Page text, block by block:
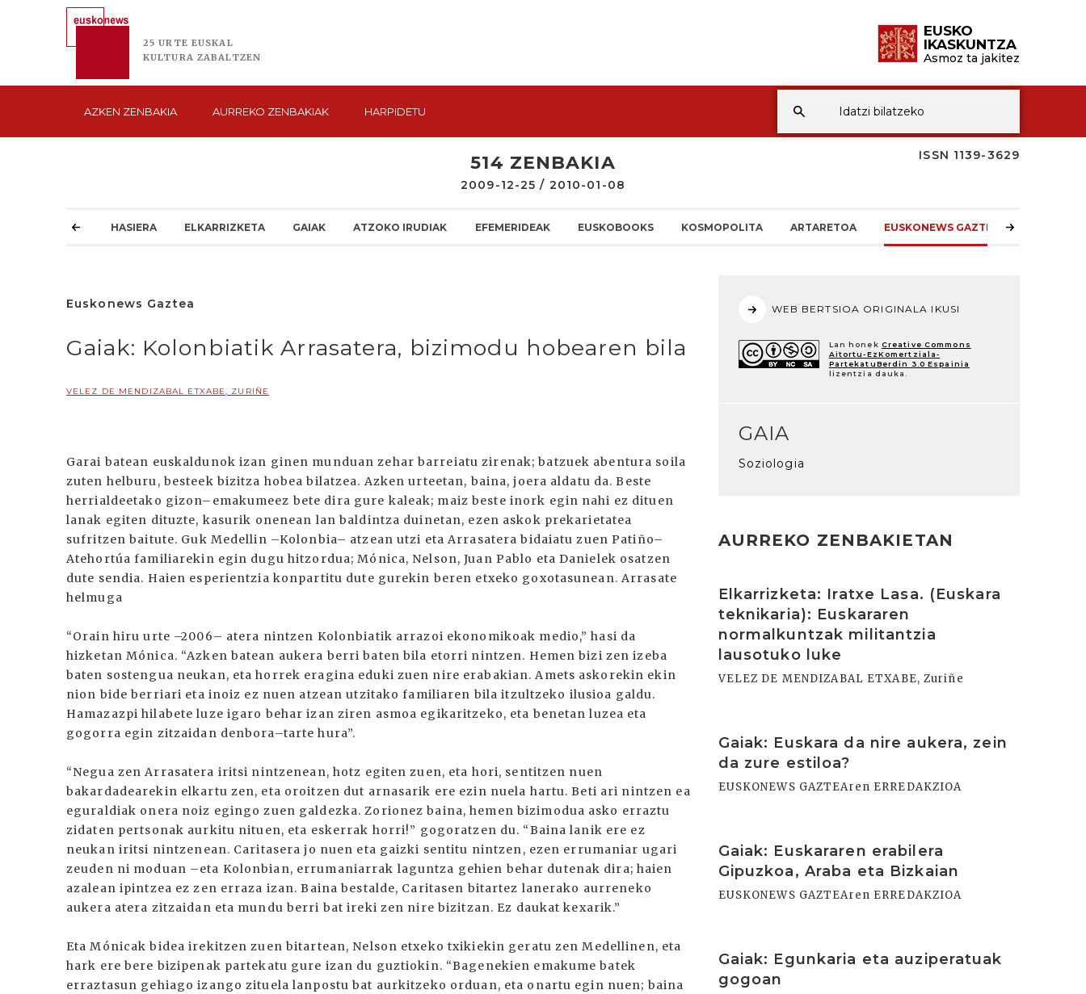
25 URTE EUSKAL
KULTURA ZABALTZEN
EUSKO
IKASKUNTZA
Asmoz ta jakitez
AZKEN ZENBAKIA AURREKO ZENBAKIAK HARPIDETU
ISSN 1139-3629
514 ZENBAKIA
2009-12-25 / 2010-01-08
HASIERA ELKARRIZKETA GAIAK ATZOKO IRUDIAK EFEMERIDEAK EUSKOBOOKS KOSMOPOLITA ARTARETOA EUSKONEWS GAZTEA
Euskonews Gaztea
Gaiak: Kolonbiatik Arrasatera, bizimodu hobearen bila
VELEZ DE MENDIZABAL ETXABE, ZURIÑE
Garai batean euskaldunok izan ginen munduan zehar barreiatu zirenak; batzuek abentura soila
zuten helburu, besteek bizitza hobea bilatzea. Azken urteetan, baina, joera aldatu da. Beste
herrialdeetako gizon–emakumeez bete dira gure kaleak; maiz beste inork egin nahi ez dituen
lanak egiten dituzte, kasurik onenean lan baldintza duinetan, ezen askok prekarietatea
sufritzen baitute. Guk Medellin –Kolonbia– atzean utzi eta Arrasatera bidaiatu zuen Patiño–
Atehortúa familiarekin egin dugu hitzordua; Mónica, Nelson, Juan Pablo eta Danielek osatzen
dute sendia. Haien esperientzia konpartitu dute gurekin beren etxeko goxotasunean. Arrasate
helmuga
“Orain hiru urte –2006– atera nintzen Kolonbiatik arrazoi ekonomikoak medio,” hasi da
hizketan Mónica. “Azken batean aukera berri baten bila etorri nintzen. Hemen bizi zen izeba
baten sostengua neukan, eta horrek eragina eduki zuen nire erabakian. Amets askorekin ekin
nion bide berriari eta inoiz ez nuen atzean utzitako familiaren bila itzultzeko ilusioa galdu.
Hamazazpi hilabete luze igaro behar izan ziren asmoa egikaritzeko, eta benetan luzea eta
gogorra egin zitzaidan denbora–tarte hura”.
“Negua zen Arrasatera iritsi nintzenean, hotz egiten zuen, eta hori, sentitzen nuen
bakardadearekin elkartu zen, eta oroitzen dut arnasarik ere ezin nuela hartu. Beti ari nintzen ea
eguraldiak onera noiz egingo zuen galdezka. Zorionez baina, hemen bizimodua asko erraztu
zidaten pertsonak aurkitu nituen, eta eskerrak horri!” gogoratzen du. “Baina lanik ere ez
neukan iritsi nintzenean. Caritasera jo nuen eta gaizki sentitu nintzen, ezen errumaniar ugari
zeuden ni moduan –eta Kolonbian, errumaniarrak laguntza gehien behar dutenak dira; haien
azalean ipintzea ez zen erraza izan. Baina bestalde, Caritasen bitartez lanerako aurreneko
aukera atera zitzaidan eta mundu berri bat ireki zen nire bizitzan. Ez daukat kexarik.”
Eta Mónicak bidea irekitzen zuen bitartean, Nelson etxeko txikiekin geratu zen Medellinen, eta
hark ere bere bizipenak partekatu gure izan du guztiokin. “Bagenekien emakume batek
erraztasun gehiago izango zituela lanpostu bat aurkitzeko orduan, eta onartu egin nuen; baina
WEB BERTSIOA ORIGINALA IKUSI
Lan honek Creative Commons
Aitortu-EzKomertziala-
PartekatuBerdin 3.0 Espainia
lizentzia dauka.
GAIA
Soziologia
AURREKO ZENBAKIETAN
Elkarrizketa: Iratxe Lasa. (Euskara
teknikaria): Euskararen
normalkuntzak militantzia
lausotuko luke
VELEZ DE MENDIZABAL ETXABE, Zuriñe
Gaiak: Euskara da nire aukera, zein
da zure estiloa?
EUSKONEWS GAZTEAren ERREDAKZIOA
Gaiak: Euskararen erabilera
Gipuzkoa, Araba eta Bizkaian
EUSKONEWS GAZTEAren ERREDAKZIOA
Gaiak: Egunkaria eta auziperatuak
gogoan